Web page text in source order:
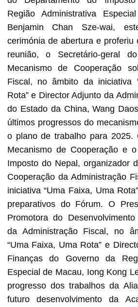
Região Administrativa
Benjamin Chan Sze-wai,
cerimónia de abertura e proferiu
reunião, o Secretário-geral
Mecanismo de Cooperação
Fiscal, no âmbito da iniciativa
Rota” e Director Adjunto da
do Estado da China, Wang
últimos progressos do
o plano de trabalho para 2025.
Mecanismo de Cooperação e
Imposto do Nepal, organizador
Cooperação da Administração
iniciativa “Uma Faixa, Uma
preparativos do Fórum. O
Promotora do
da Administração Fiscal, no
“Uma Faixa, Uma Rota” e
Finanças do Governo da
Especial de Macau, Iong Kong
progresso dos trabalhos da
futuro desenvolvimento da